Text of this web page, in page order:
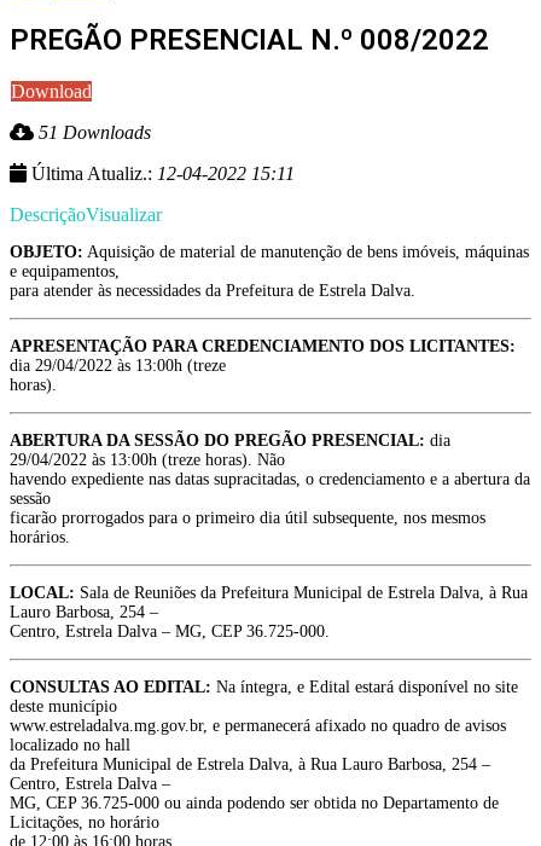
PREGÃO PRESENCIAL N.º 008/2022
Download
51 Downloads
Última Atualiz.: 12-04-2022 15:11
DescriçãoVisualizar
OBJETO: Aquisição de material de manutenção de bens imóveis, máquinas
e equipamentos,
para atender às necessidades da Prefeitura de Estrela Dalva.
APRESENTAÇÃO PARA CREDENCIAMENTO DOS LICITANTES:
dia 29/04/2022 às 13:00h (treze
horas).
ABERTURA DA SESSÃO DO PREGÃO PRESENCIAL: dia
29/04/2022 às 13:00h (treze horas). Não
havendo expediente nas datas supracitadas, o credenciamento e a abertura da
sessão
ficarão prorrogados para o primeiro dia útil subsequente, nos mesmos
horários.
LOCAL: Sala de Reuniões da Prefeitura Municipal de Estrela Dalva, à Rua
Lauro Barbosa, 254 –
Centro, Estrela Dalva – MG, CEP 36.725-000.
CONSULTAS AO EDITAL: Na íntegra, e Edital estará disponível no site
deste município
www.estreladalva.mg.gov.br, e permanecerá afixado no quadro de avisos
localizado no hall
da Prefeitura Municipal de Estrela Dalva, à Rua Lauro Barbosa, 254 –
Centro, Estrela Dalva –
MG, CEP 36.725-000 ou ainda podendo ser obtida no Departamento de
Licitações, no horário
de 12:00 às 16:00 horas.